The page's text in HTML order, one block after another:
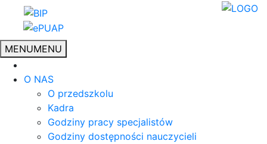
MENUMENU
O NAS
O przedszkolu
Kadra
Godziny pracy specjalistów
Godziny dostępności nauczycieli